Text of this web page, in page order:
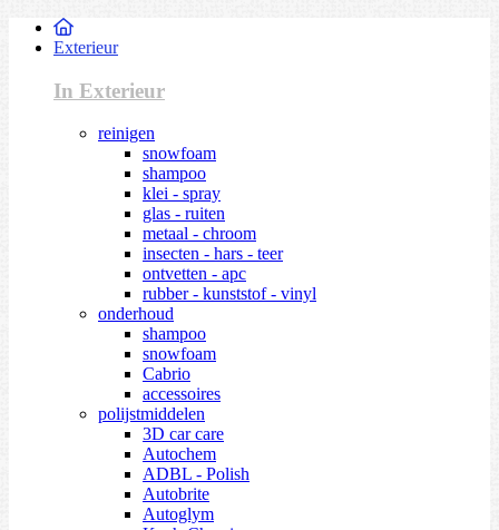
Exterieur
In Exterieur
reinigen
snowfoam
shampoo
klei - spray
glas - ruiten
metaal - chroom
insecten - hars - teer
ontvetten - apc
rubber - kunststof - vinyl
onderhoud
shampoo
snowfoam
Cabrio
accessoires
polijstmiddelen
3D car care
Autochem
ADBL - Polish
Autobrite
Autoglym